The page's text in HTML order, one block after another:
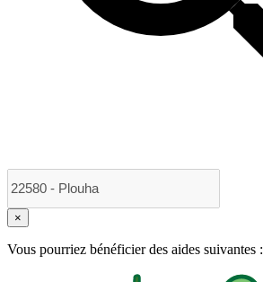
×
Vous pourriez bénéficier des aides suivantes :